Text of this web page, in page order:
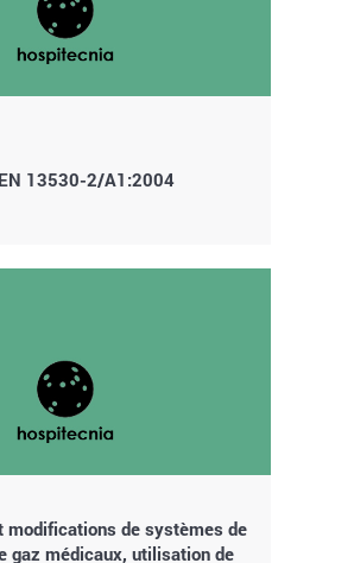
13530-2/A1:2004
modifications de systèmes de
gaz médicaux, utilisation de